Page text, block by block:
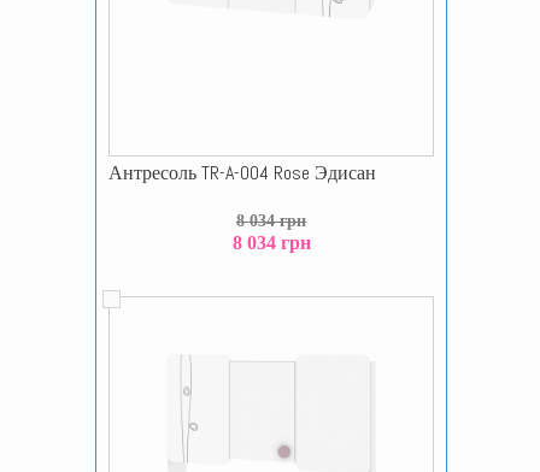
Антресоль TR-A-004 Rose Эдисан
8 034 грн
8 034 грн